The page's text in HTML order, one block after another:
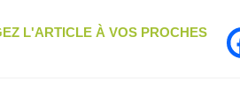
L'ARTICLE À VOS PROCHES